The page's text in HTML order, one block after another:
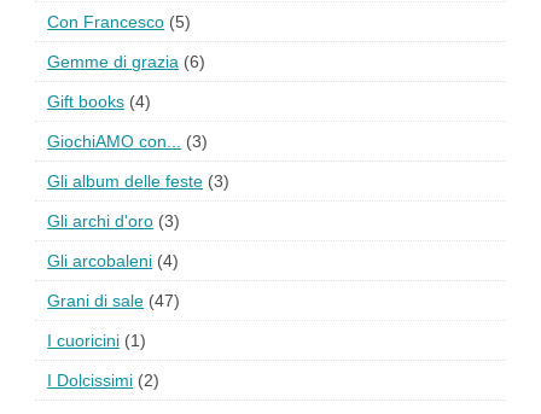
Con Francesco (5)
Gemme di grazia (6)
Gift books (4)
GiochiAMO con... (3)
Gli album delle feste (3)
Gli archi d'oro (3)
Gli arcobaleni (4)
Grani di sale (47)
I cuoricini (1)
I Dolcissimi (2)